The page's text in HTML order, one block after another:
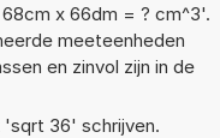
x 66dm = ? cm^3'.
meeteenheden
en zinvol zijn in de
'sqrt 36' schrijven.